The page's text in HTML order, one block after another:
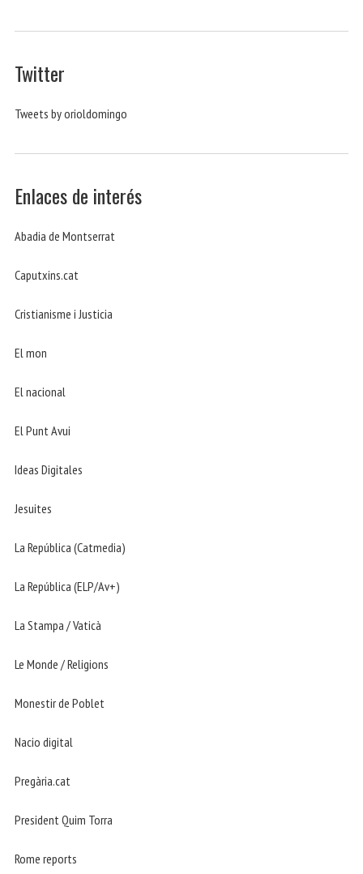
Twitter
Tweets by orioldomingo
Enlaces de interés
Abadia de Montserrat
Caputxins.cat
Cristianisme i Justicia
El mon
El nacional
El Punt Avui
Ideas Digitales
Jesuites
La República (Catmedia)
La República (ELP/Av+)
La Stampa / Vaticà
Le Monde / Religions
Monestir de Poblet
Nacio digital
Pregària.cat
President Quim Torra
Rome reports